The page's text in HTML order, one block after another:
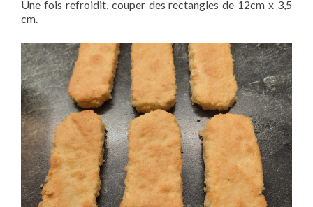
Une fois refroidit, couper des rectangles de 12cm x 3,5
cm.